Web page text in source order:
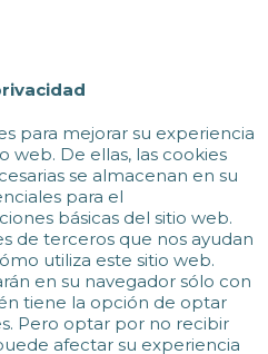
para mejorar su experiencia
web. De ellas, las cookies
se almacenan en su
para el
básicas del sitio web.
de terceros que nos ayudan
utiliza este sitio web.
en su navegador sólo con
tiene la opción de optar
Pero optar por no recibir
afectar su experiencia